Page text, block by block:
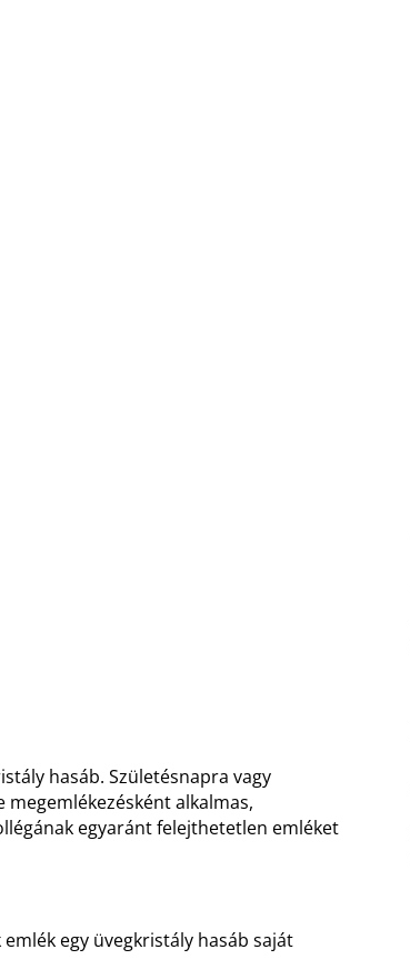
hasáb. Születésnapra vagy
alkalmas,
egyaránt felejthetetlen emléket
egy üvegkristály hasáb saját